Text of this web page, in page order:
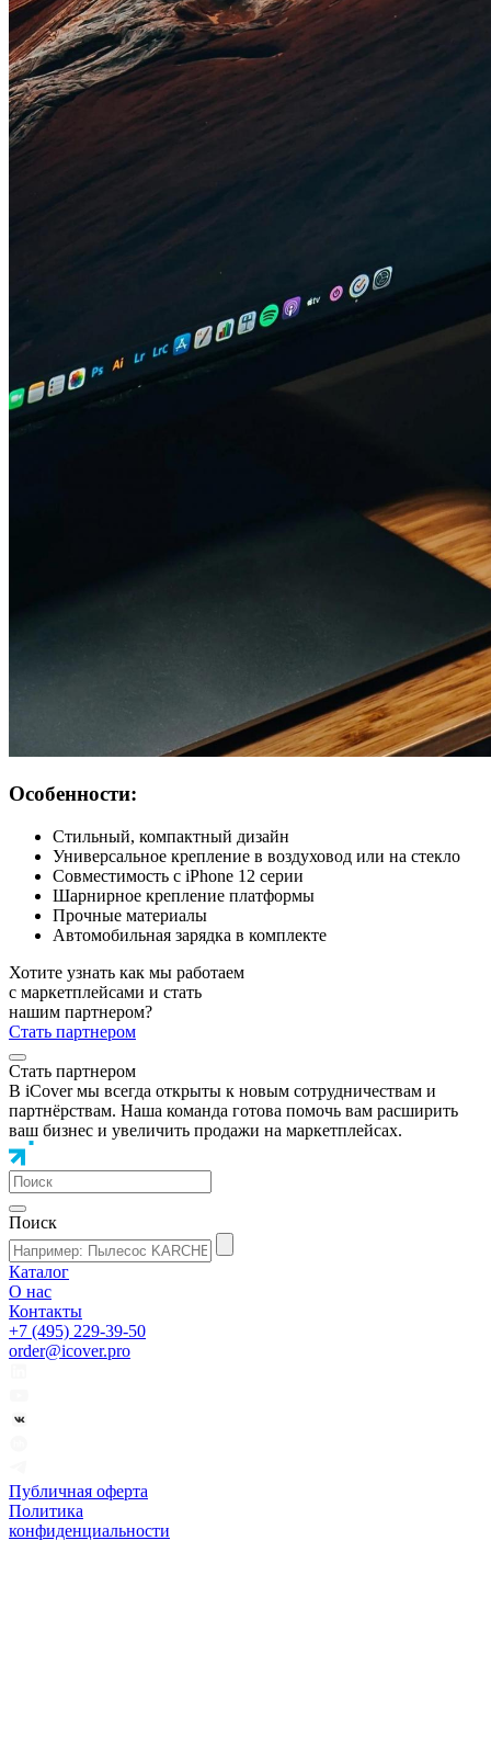
Особенности:
Стильный, компактный дизайн
Универсальное крепление в воздуховод или на стекло
Совместимость с iPhone 12 серии
Шарнирное крепление платформы
Прочные материалы
Автомобильная зарядка в комплекте
Хотите узнать как мы работаем
с маркетплейсами и стать
нашим партнером?
Стать партнером
Стать партнером
В iCover мы всегда открыты к новым сотрудничествам и
партнёрствам. Наша команда готова помочь вам расширить
ваш бизнес и увеличить продажи на маркетплейсах.
Поиск
Каталог
О нас
Контакты
+7 (495) 229-39-50
order@icover.pro
Публичная оферта
Политика
конфиденциальности